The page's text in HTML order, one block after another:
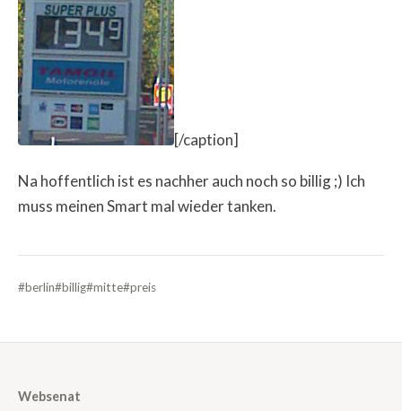
[/caption]
Na hoffentlich ist es nachher auch noch so billig ;) Ich
muss meinen Smart mal wieder tanken.
#berlin#billig#mitte#preis
Websenat